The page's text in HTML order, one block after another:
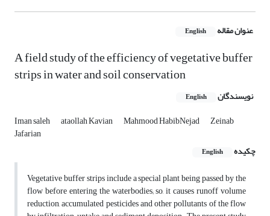
عنوان مقاله English
A field study of the efficiency of vegetative buffer
strips in water and soil conservation
نویسندگان English
Iman saleh ataollah Kavian Mahmood HabibNejad Zeinab
Jafarian
چکیده
English
Vegetative buffer strips include a special plant being passed by the
flow before entering the waterbodies; so, it causes runoff volume
reduction, accumulated pesticides and other pollutants of the flow